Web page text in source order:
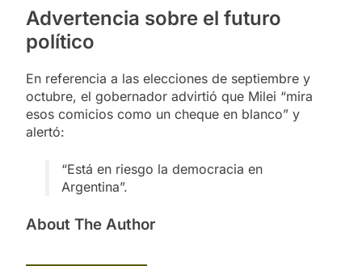
Advertencia sobre el futuro
político
En referencia a las elecciones de septiembre y
octubre, el gobernador advirtió que Milei “mira
esos comicios como un cheque en blanco” y
alertó:
“Está en riesgo la democracia en
Argentina”.
About The Author